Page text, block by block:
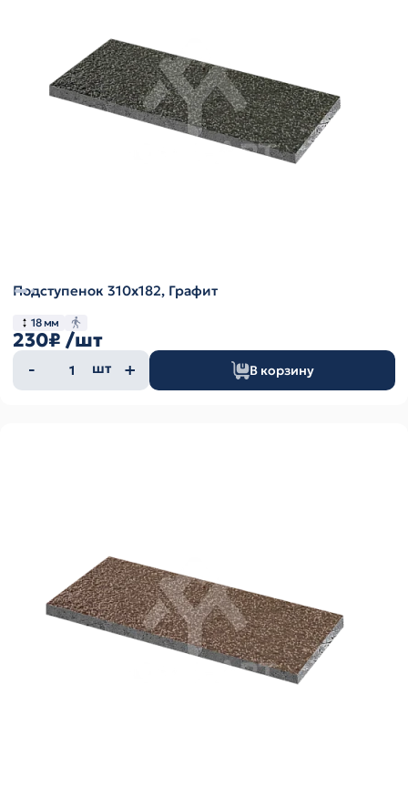
Подступенок 310х182, Графит
18 мм
230₽ /шт
Количество
товара
шт В корзину